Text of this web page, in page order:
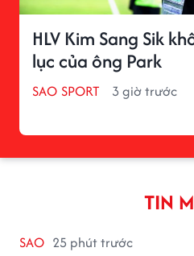
HLV Kim Sang Sik
lục của ông Park
SAO SPORT 3 giờ trước
TIN
SAO 25 phút trước